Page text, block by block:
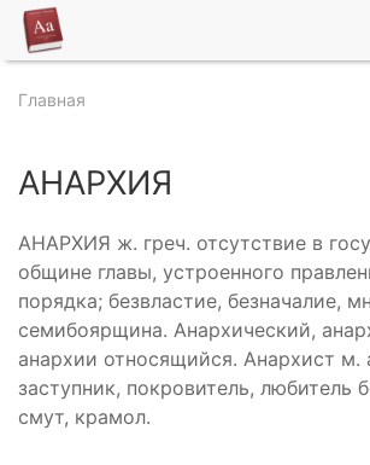
Главная
АНАРХИЯ
АНАРХИЯ ж. греч. отсутствие в
общине главы, устроенного
порядка; безвластие, безначалие,
семибоярщина. Анархический,
анархии относящийся. Анархист м.
заступник, покровитель, любитель
смут, крамол.